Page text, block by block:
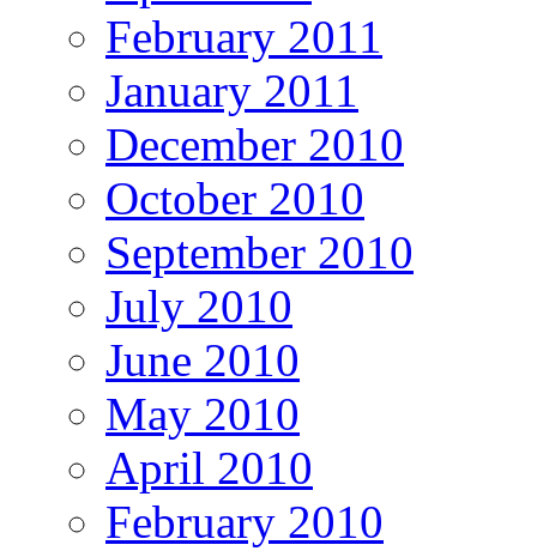
February 2011
January 2011
December 2010
October 2010
September 2010
July 2010
June 2010
May 2010
April 2010
February 2010